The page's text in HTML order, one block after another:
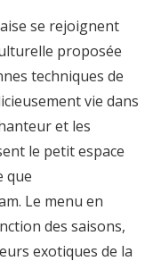
se rejoignent
proposée
techniques de
vie dans
et les
le petit espace
que
Le menu en
des saisons,
exotiques de la